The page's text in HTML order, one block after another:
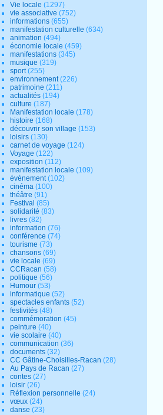
Vie locale (1297)
vie associative (752)
informations (655)
manifestation culturelle (634)
animation (494)
économie locale (459)
manifestations (345)
musique (319)
sport(255)
environnement(226)
patrimoine (211)
actualités (194)
culture (187)
Manifestation locale (178)
histoire (168)
découvrir son village (153)
loisirs (130)
carnet de voyage (124)
Voyage (122)
exposition (112)
manifestation locale (109)
évènement(102)
cinéma (100)
théâtre (91)
Festival (85)
solidarité (83)
livres (82)
information (76)
conférence (74)
tourisme (73)
chansons (69)
vie locale (69)
CCRacan (58)
politique (56)
Humour (53)
informatique (52)
spectacles enfants (52)
festivités (48)
commémoration (45)
peinture (40)
vie scolaire (40)
communication (36)
documents (32)
CC Gâtine-Choisilles-Racan (28)
Au Pays de Racan (27)
contes (27)
loisir (26)
Réflexion personnelle (24)
vœux (24)
danse (23)